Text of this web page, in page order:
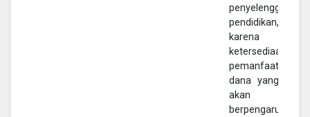
penyelenggaraan
pendidikan,
karena
ketersediaan dan
pemanfaatan
dana yang tepat
akan
berpengaruh